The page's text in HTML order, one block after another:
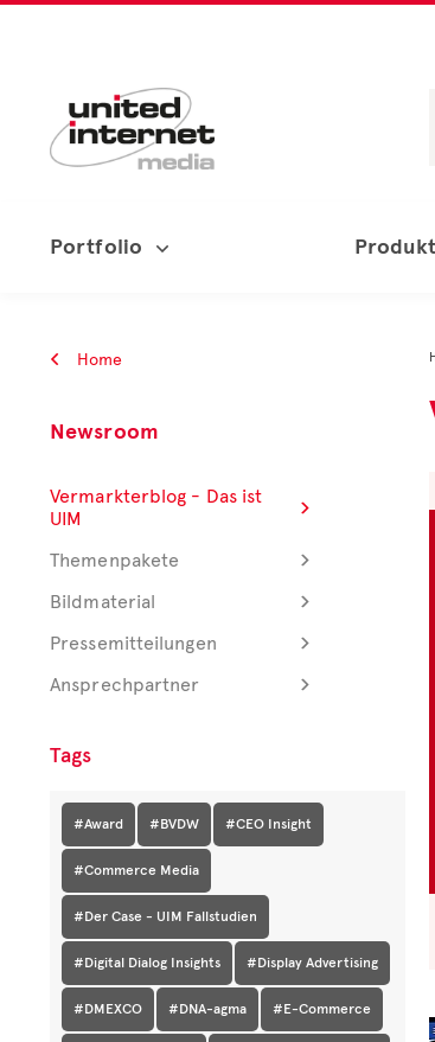
Portfolio
Home
Newsroom
Vermarkterblog - Das ist
UIM
Themenpakete
Bildmaterial
Pressemitteilungen
Ansprechpartner
Tags
#Award #BVDW #CEO Insight
#Commerce Media
#Der Case - UIM Fallstudien
#Digital Dialog Insights #Display Advertising
#DMEXCO #DNA-agma #E-Commerce